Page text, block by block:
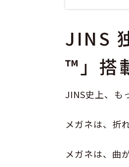
JINS
™」搭
JINS史上、も
メガネは、折
メガネは、曲